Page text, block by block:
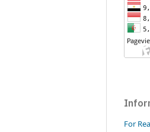
For